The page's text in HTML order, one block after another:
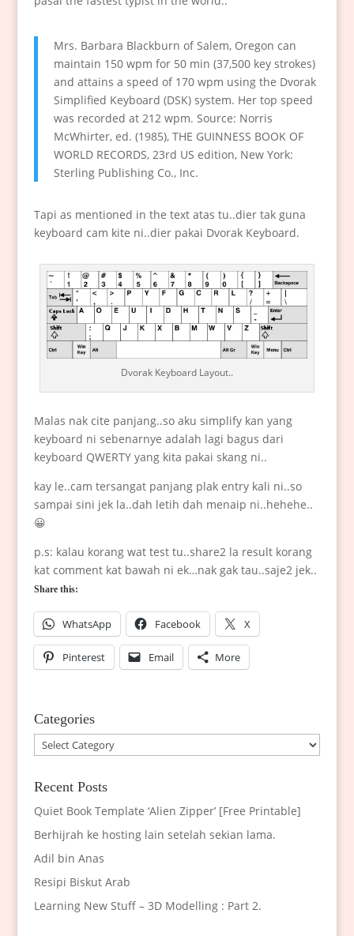
Mrs. Barbara Blackburn of Salem, Oregon can
maintain 150 wpm for 50 min (37,500 key strokes)
and attains a speed of 170 wpm using the Dvorak
Simplified Keyboard (DSK) system. Her top speed
was recorded at 212 wpm. Source: Norris
McWhirter, ed. (1985), THE GUINNESS BOOK OF
WORLD RECORDS, 23rd US edition, New York:
Sterling Publishing Co., Inc.
Tapi as mentioned in the text atas tu..dier tak guna
keyboard cam kite ni..dier pakai Dvorak Keyboard.
Dvorak Keyboard Layout..
Malas nak cite panjang..so aku simplify kan yang
keyboard ni sebenarnye adalah lagi bagus dari
keyboard QWERTY yang kita pakai skang ni..
kay le..cam tersangat panjang plak entry kali ni..so
sampai sini jek la..dah letih dah menaip ni..hehehe..
😀
p.s: kalau korang wat test tu..share2 la result korang
kat comment kat bawah ni ek…nak gak tau..saje2 jek..
Share this:
WhatsApp Facebook X
Pinterest Email More
Categories
Categories
Recent Posts
Quiet Book Template ‘Alien Zipper’ [Free Printable]
Berhijrah ke hosting lain setelah sekian lama.
Adil bin Anas
Resipi Biskut Arab
Learning New Stuff – 3D Modelling : Part 2.